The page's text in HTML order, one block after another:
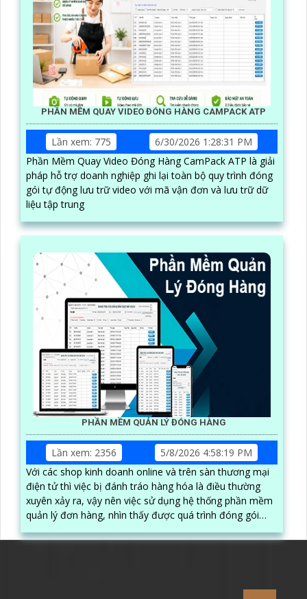
PHẦN MỀM QUAY VIDEO ĐÓNG HÀNG CAMPACK ATP
Lần xem: 775
6/30/2026 1:28:31 PM
Phần Mềm Quay Video Đóng Hàng CamPack ATP là giải
pháp hỗ trợ doanh nghiệp ghi lại toàn bộ quy trình đóng
gói tự động lưu trữ video với mã vận đơn và lưu trữ dữ
liệu tập trung
PHẦN MỀM QUẢN LÝ ĐÓNG HÀNG
Lần xem: 2356
5/8/2026 4:58:19 PM
Với các shop kinh doanh online và trên sàn thương mại
điện tử thì việc bị đánh tráo hàng hóa là điều thường
xuyên xảy ra, vậy nên việc sử dụng hệ thống phần mềm
quản lý đơn hàng, nhìn thấy được quá trình đóng gói
hàng hóa, kèm theo đấy là quy trình đóng gói cũng
được ghi lại một cách dễ dàng